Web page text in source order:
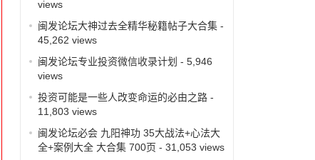
views
闽发论坛大神过去全精华秘籍帖子大合集-
45,262 views
闽发论坛专业投资微信收录计划 - 5,946
views
投资可能是一些人改变命运的必由之路-
11,803 views
闽发论坛必会 九阳神功 35大战法+心法大
全+案例大全 大合集 700页 - 31,053 views